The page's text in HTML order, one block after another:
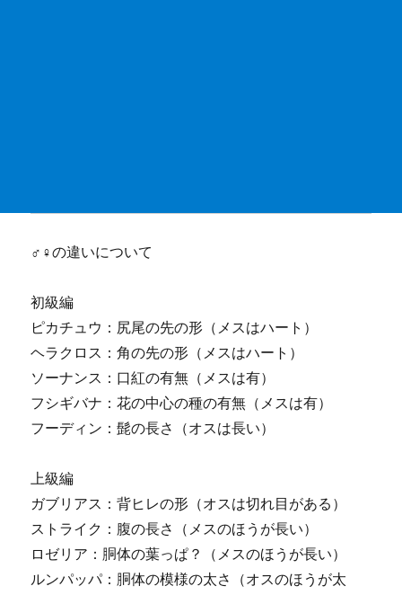
♂♀の違いについて
初級編
ピカチュウ：尻尾の先の形（メスはハート）
ヘラクロス：角の先の形（メスはハート）
ソーナンス：口紅の有無（メスは有）
フシギバナ：花の中心の種の有無（メスは有）
フーディン：髭の長さ（オスは長い）
上級編
ガブリアス：背ヒレの形（オスは切れ目がある）
ストライク：腹の長さ（メスのほうが長い）
ロゼリア：胴体の葉っぱ？（メスのほうが長い）
ルンパッパ：胴体の模様の太さ（オスのほうが太